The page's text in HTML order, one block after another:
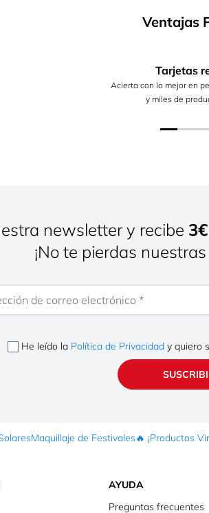
Ventajas
Tarjetas
Acierta con lo mejor en
y miles de
newsletter y recibe
¡No te pierdas nuestras
He leído la Política de Privacidad y quiero
Maquillaje de Festivales🔥 ¡Productos
AYUDA
Preguntas frecuentes